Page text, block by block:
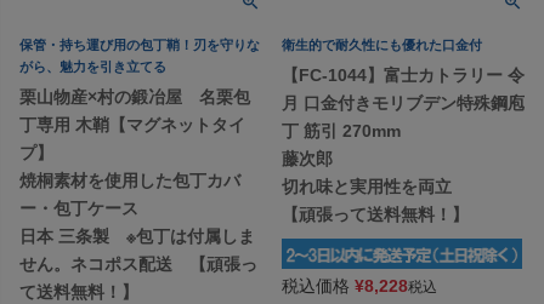
保管・持ち運び用の包丁鞘！刃を守りな
がら、魅力を引き立てる
栗山物産×村の鍛冶屋 名栗包
丁専用 木鞘【マグネットタイ
プ】
焼桐素材を使用した包丁カバ
ー・包丁ケース
日本 三条製 ※包丁は付属しま
せん。ネコポス配送 【頑張っ
て送料無料！】
衛生的で耐久性にも優れた口金付
【FC-1044】富士カトラリー 令
月 口金付きモリブデン特殊鋼庖
丁 筋引 270mm
藤次郎
切れ味と実用性を両立
【頑張って送料無料！】
税込価格 ¥8,228税込